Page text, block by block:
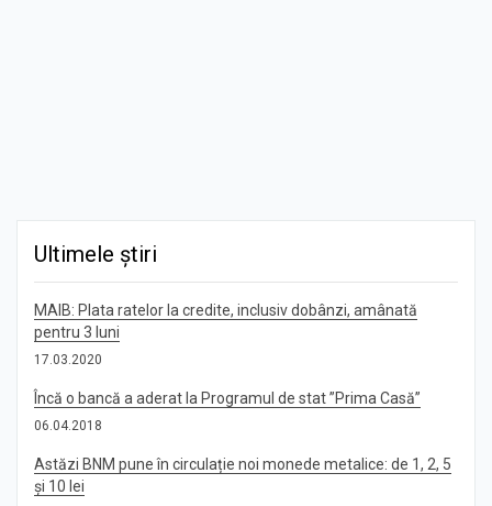
Ultimele știri
MAIB: Plata ratelor la credite, inclusiv dobânzi, amânată
pentru 3 luni
17.03.2020
Încă o bancă a aderat la Programul de stat ”Prima Casă”
06.04.2018
Astăzi BNM pune în circulație noi monede metalice: de 1, 2, 5
și 10 lei